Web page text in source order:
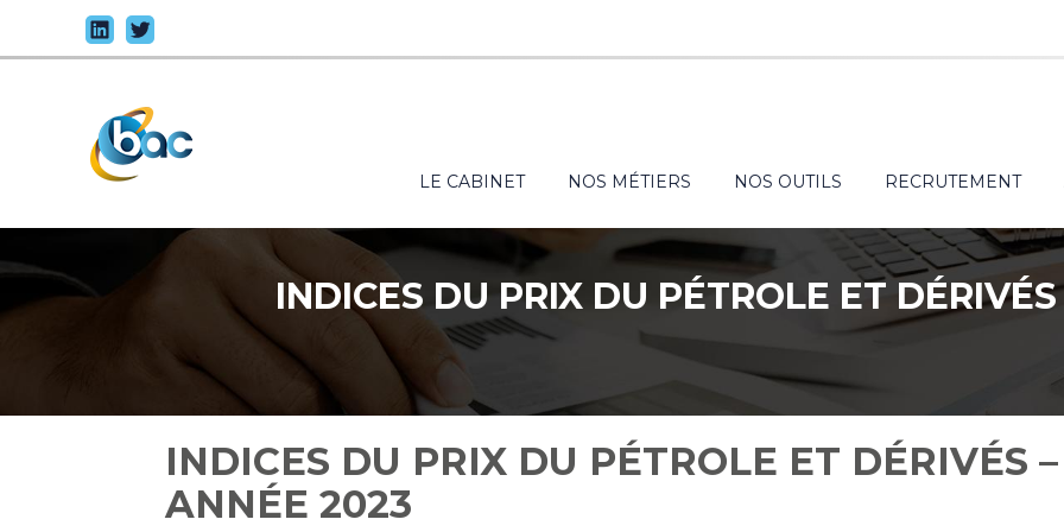
au
contenu
Principal
LE CABINET NOS MÉTIERS NOS OUTILS RECRUTEMENT
INDICES DU PRIX DU PÉTROLE ET
INDICES DU PRIX DU PÉTROLE ET DÉRIVÉS –
ANNÉE 2023